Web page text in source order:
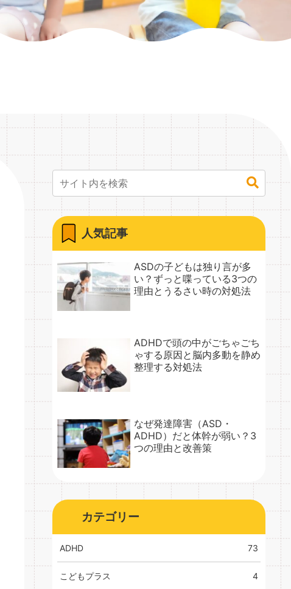
人気記事
ASDの子どもは独り言が多
い？ずっと喋っている3つの
理由とうるさい時の対処法
ADHDで頭の中がごちゃごち
ゃする原因と脳内多動を静め
整理する対処法
なぜ発達障害（ASD・
ADHD）だと体幹が弱い？3
つの理由と改善策
カテゴリー
ADHD 73
こどもプラス 4